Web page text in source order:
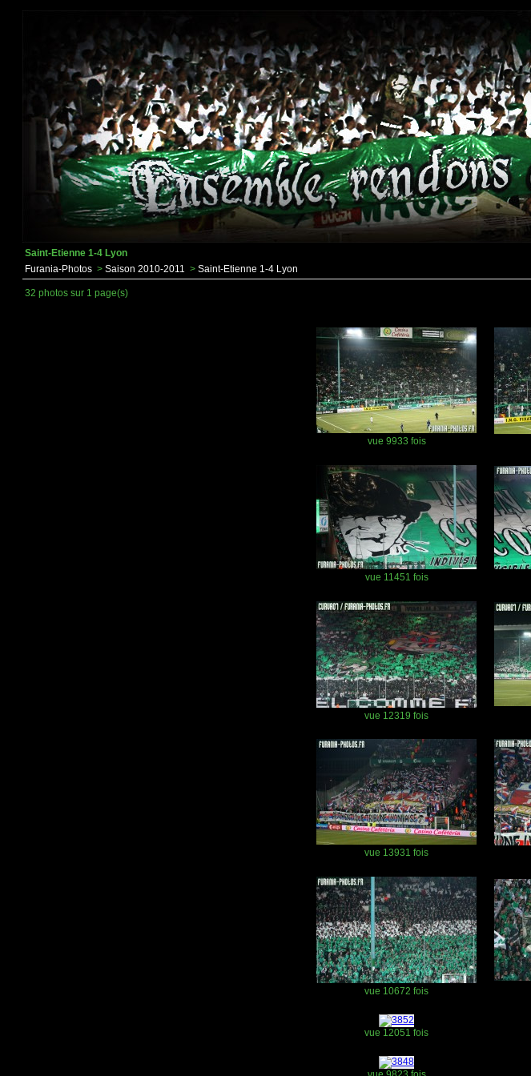
Saint-Etienne 1-4 Lyon
Furania-Photos > Saison 2010-2011 > Saint-Etienne 1-4 Lyon
32 photos sur 1 page(s)
vue 9933 fois
vue 11451 fois
vue 12319 fois
vue 13931 fois
vue 10672 fois
vue 12051 fois